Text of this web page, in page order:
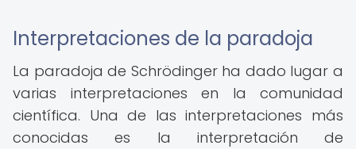
Interpretaciones de la paradoja
La paradoja de Schrödinger ha dado lugar a
varias interpretaciones en la comunidad
científica. Una de las interpretaciones más
conocidas es la interpretación de